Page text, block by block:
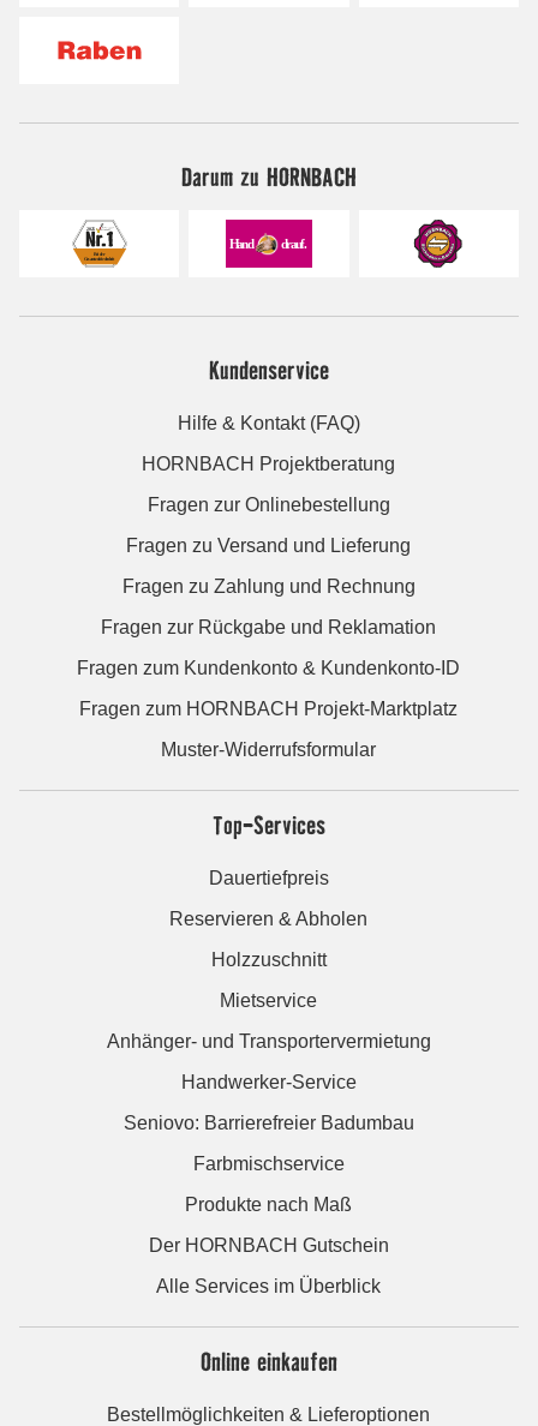
Darum zu HORNBACH
Kundenservice
Hilfe & Kontakt (FAQ)
HORNBACH Projektberatung
Fragen zur Onlinebestellung
Fragen zu Versand und Lieferung
Fragen zu Zahlung und Rechnung
Fragen zur Rückgabe und Reklamation
Fragen zum Kundenkonto & Kundenkonto-ID
Fragen zum HORNBACH Projekt-Marktplatz
Muster-Widerrufsformular
Top-Services
Dauertiefpreis
Reservieren & Abholen
Holzzuschnitt
Mietservice
Anhänger- und Transportervermietung
Handwerker-Service
Seniovo: Barrierefreier Badumbau
Farbmischservice
Produkte nach Maß
Der HORNBACH Gutschein
Alle Services im Überblick
Online einkaufen
Bestellmöglichkeiten & Lieferoptionen